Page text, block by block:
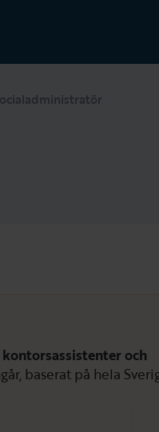
och
baserat på hela